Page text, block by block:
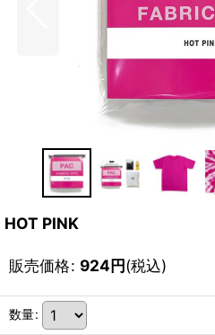
HOT PINK
販売価格: 924円(税込)
数量: